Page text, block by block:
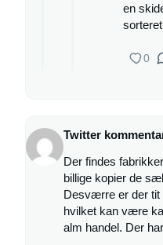
en
0
Twitter
Der findes
billige kopier de
Desværre er der tit
hvilket kan være
alm handel. Der